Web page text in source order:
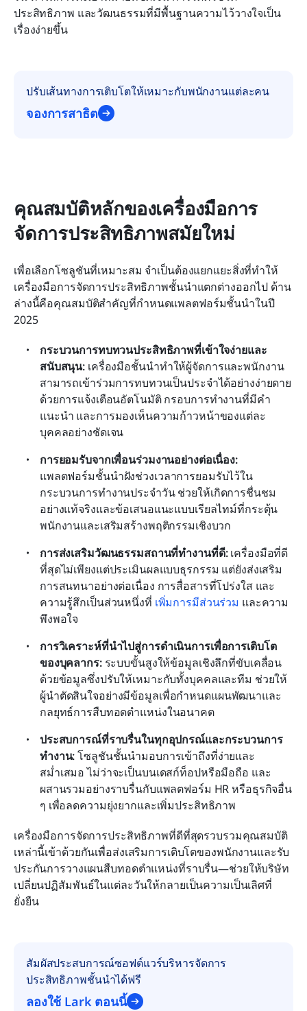
ประสิทธิภาพ และวัฒนธรรมที่มีพื้นฐานความไว้วางใจเป็น
เรื่องง่ายขึ้น
ปรับเส้นทางการเติบโตให้เหมาะกับพนักงานแต่ละคน
จองการสาธิต
คุณสมบัติหลักของเครื่องมือการ
จัดการประสิทธิภาพสมัยใหม่
เพื่อเลือกโซลูชันที่เหมาะสม จำเป็นต้องแยกแยะสิ่งที่ทำให้
เครื่องมือการจัดการประสิทธิภาพชั้นนำแตกต่างออกไป ด้าน
ล่างนี้คือคุณสมบัติสำคัญที่กำหนดแพลตฟอร์มชั้นนำในปี
2025
กระบวนการทบทวนประสิทธิภาพที่เข้าใจง่ายและ
สนับสนุน: เครื่องมือชั้นนำทำให้ผู้จัดการและพนักงาน
สามารถเข้าร่วมการทบทวนเป็นประจำได้อย่างง่ายดาย
ด้วยการแจ้งเตือนอัตโนมัติ กรอบการทำงานที่มีคำ
แนะนำ และการมองเห็นความก้าวหน้าของแต่ละ
บุคคลอย่างชัดเจน
การยอมรับจากเพื่อนร่วมงานอย่างต่อเนื่อง:
แพลตฟอร์มชั้นนำฝังช่วงเวลาการยอมรับไว้ใน
กระบวนการทำงานประจำวัน ช่วยให้เกิดการชื่นชม
อย่างแท้จริงและข้อเสนอแนะแบบเรียลไทม์ที่กระตุ้น
พนักงานและเสริมสร้างพฤติกรรมเชิงบวก
การส่งเสริมวัฒนธรรมสถานที่ทำงานที่ดี: เครื่องมือที่ดี
ที่สุดไม่เพียงแต่ประเมินผลแบบธุรกรรม แต่ยังส่งเสริม
การสนทนาอย่างต่อเนื่อง การสื่อสารที่โปร่งใส และ
ความรู้สึกเป็นส่วนหนึ่งที่ เพิ่มการมีส่วนร่วม และความ
พึงพอใจ
การวิเคราะห์ที่นำไปสู่การดำเนินการเพื่อการเติบโต
ของบุคลากร: ระบบขั้นสูงให้ข้อมูลเชิงลึกที่ขับเคลื่อน
ด้วยข้อมูลซึ่งปรับให้เหมาะกับทั้งบุคคลและทีม ช่วยให้
ผู้นำตัดสินใจอย่างมีข้อมูลเพื่อกำหนดแผนพัฒนาและ
กลยุทธ์การสืบทอดตำแหน่งในอนาคต
ประสบการณ์ที่ราบรื่นในทุกอุปกรณ์และกระบวนการ
ทำงาน: โซลูชันชั้นนำมอบการเข้าถึงที่ง่ายและ
สม่ำเสมอ ไม่ว่าจะเป็นบนเดสก์ท็อปหรือมือถือ และ
ผสานรวมอย่างราบรื่นกับแพลตฟอร์ม HR หรือธุรกิจอื่น
ๆ เพื่อลดความยุ่งยากและเพิ่มประสิทธิภาพ
เครื่องมือการจัดการประสิทธิภาพที่ดีที่สุดรวบรวมคุณสมบัติ
เหล่านี้เข้าด้วยกันเพื่อส่งเสริมการเติบโตของพนักงานและรับ
ประกันการวางแผนสืบทอดตำแหน่งที่ราบรื่น—ช่วยให้บริษัท
เปลี่ยนปฏิสัมพันธ์ในแต่ละวันให้กลายเป็นความเป็นเลิศที่
ยั่งยืน
สัมผัสประสบการณ์ซอฟต์แวร์บริหารจัดการ
ประสิทธิภาพชั้นนำได้ฟรี
ลองใช้ Lark ตอนนี้